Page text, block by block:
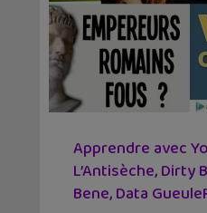
Apprendre avec
L’Antisèche, Dirty
Bene, Data